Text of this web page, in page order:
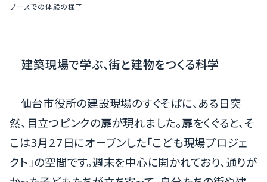
ブースでの体験の様子
建築現場で学ぶ、街と建物をつくる科学
仙台市役所の建設現場のすぐそばに、ある日突
然、目立つピンクの扉が現れました。扉をくぐると、そ
こは3月27日にオープンした「こども現場プロジェ
クト」の空間です。週末を中心に開かれており、通りが